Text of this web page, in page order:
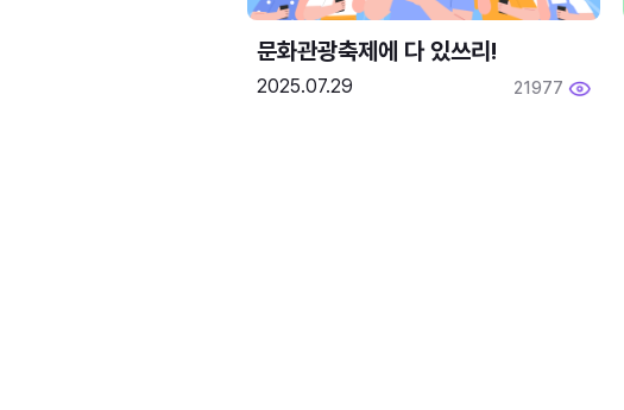
문화관광축제에 다 있쓰리!
2025.07.29 21977